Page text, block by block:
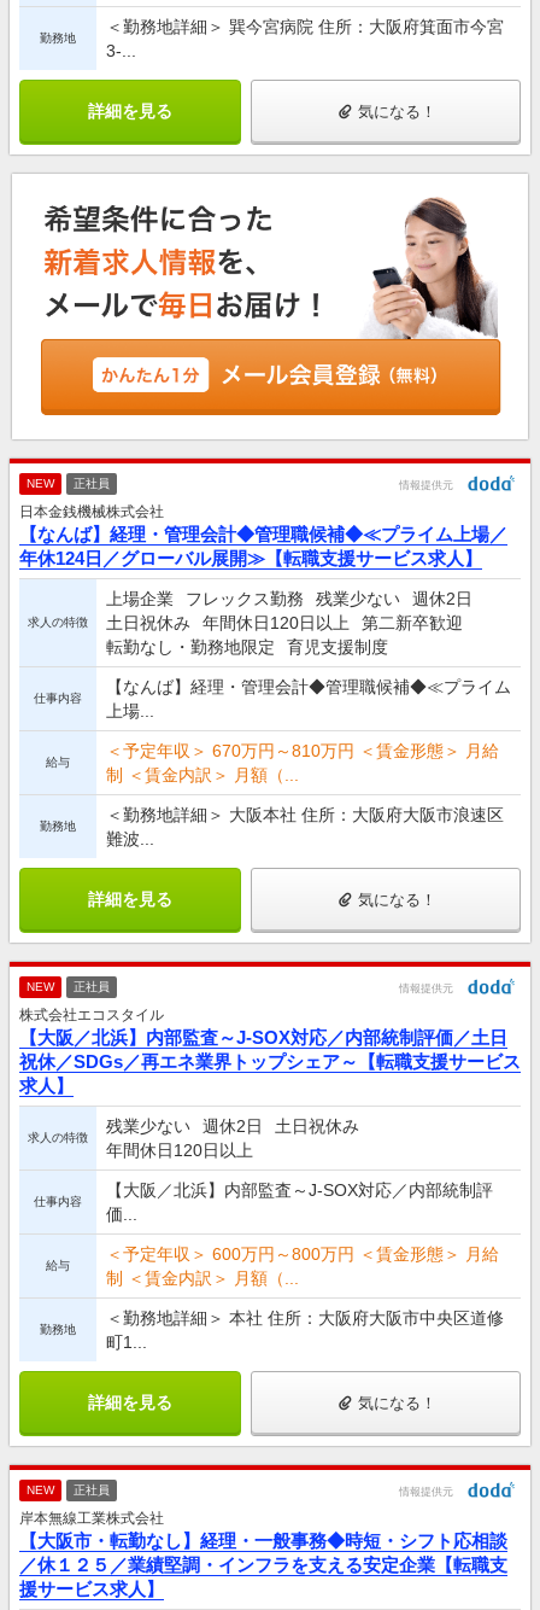
勤務地
＜勤務地詳細＞ 巽今宮病院 住所：大阪府箕面市今宮
3-...
詳細を見る 気になる！
NEW 正社員 情報提供元
日本金銭機械株式会社
【なんば】経理・管理会計◆管理職候補◆≪プライム上場／
年休124日／グローバル展開≫【転職支援サービス求人】
求人の特徴
上場企業 フレックス勤務 残業少ない
週休2日
土日祝休み
年間休日120日以上
第二新卒歓迎
転勤なし・勤務地限定
育児支援制度
仕事内容
【なんば】経理・管理会計◆管理職候補◆≪プライム
上場...
給与
＜予定年収＞ 670万円～810万円 ＜賃金形態＞ 月給
制 ＜賃金内訳＞ 月額（...
勤務地
＜勤務地詳細＞ 大阪本社 住所：大阪府大阪市浪速区
難波...
詳細を見る 気になる！
NEW 正社員 情報提供元
株式会社エコスタイル
【大阪／北浜】内部監査～J-SOX対応／内部統制評価／土日
祝休／SDGs／再エネ業界トップシェア～【転職支援サービス
求人】
求人の特徴
残業少ない 週休2日
土日祝休み
年間休日120日以上
仕事内容
【大阪／北浜】内部監査～J-SOX対応／内部統制評
価...
給与
＜予定年収＞ 600万円～800万円 ＜賃金形態＞ 月給
制 ＜賃金内訳＞ 月額（...
勤務地
＜勤務地詳細＞ 本社 住所：大阪府大阪市中央区道修
町1...
詳細を見る 気になる！
NEW 正社員 情報提供元
岸本無線工業株式会社
【大阪市・転勤なし】経理・一般事務◆時短・シフト応相談
／休１２５／業績堅調・インフラを支える安定企業【転職支
援サービス求人】